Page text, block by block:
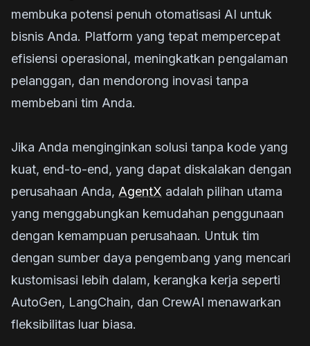
membuka potensi penuh otomatisasi AI untuk
bisnis Anda. Platform yang tepat mempercepat
efisiensi operasional, meningkatkan pengalaman
pelanggan, dan mendorong inovasi tanpa
membebani tim Anda.
Jika Anda menginginkan solusi tanpa kode yang
kuat, end-to-end, yang dapat diskalakan dengan
perusahaan Anda, AgentX adalah pilihan utama
yang menggabungkan kemudahan penggunaan
dengan kemampuan perusahaan. Untuk tim
dengan sumber daya pengembang yang mencari
kustomisasi lebih dalam, kerangka kerja seperti
AutoGen, LangChain, dan CrewAI menawarkan
fleksibilitas luar biasa.